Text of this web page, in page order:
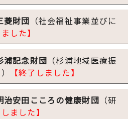
財団 （社会福祉事業並びに
した】
記念財団 （杉浦地域医療振
【終了しました】
安田こころの健康財団 （研
ました】